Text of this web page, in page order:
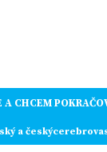
CHCEM
a